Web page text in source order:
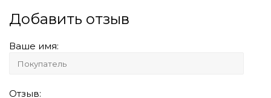
Добавить отзыв
Ваше имя:
Отзыв: